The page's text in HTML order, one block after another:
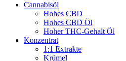
Cannabisöl
Hohes CBD
Hohes CBD Öl
Hoher THC-Gehalt Öl
Konzentrat
1:1 Extrakte
Krümel